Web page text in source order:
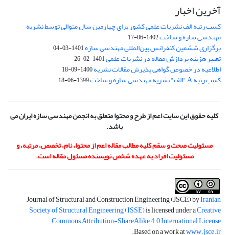
آخرین اخبار
کسب رتبه الف نشریات علمی کشور برای چهارمین سال متوالی توسط نشریه
مهندسی سازه و ساخت1402-06-17
برگزاری ششمین کنفرانس بین‌المللی مهندسی سازه1401-03-04
تغییر هزینه پردازش مقاله در نشریات علمی1401-02-26
اطلاعیه در خصوص گواهی پذیرش مقالات نشریه1400-09-18
کسب رتبه A "الف" نشریه مهندسی سازه و ساخت 1399-06-18
کلیه حقوق این سایت اعم از طرح و محتوا متعلق به انجمن مهندسی سازه ایران می
باشد.
مسئولیت صحت و سقم کلیه مطالب مقاله اعم از محتوا، نام، تخصص، مرتبه، و
مسئولیت افراد به عهده شخص نویسنده مسئول مقاله است.
Journal of Structural and Construction Engineering (JSCE) byIranian
Society of Structural Engineering (ISSE)is licensed under aCreative
Commons Attribution-ShareAlike 4.0 International License
.
Based on a work atwww.jsce.ir
.